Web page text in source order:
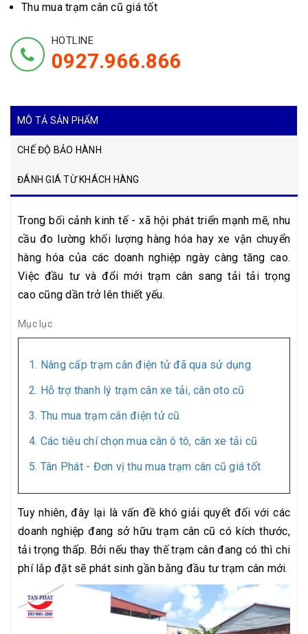
Thu mua trạm cân cũ giá tốt
HOTLINE
0927.966.866
MÔ TẢ SẢN PHẨM
CHẾ ĐỘ BẢO HÀNH
ĐÁNH GIÁ TỪ KHÁCH HÀNG
Trong bối cảnh kinh tế - xã hội phát triển mạnh mẽ, nhu
cầu đo lường khối lượng hàng hóa hay xe vận chuyển
hàng hóa của các doanh nghiệp ngày càng tăng cao.
Việc đầu tư và đổi mới trạm cân sang tải tải trọng
cao cũng dần trở lên thiết yếu.
Mục lục
1. Nâng cấp trạm cân điện tử đã qua sử dụng
2. Hỗ trợ thanh lý trạm cân xe tải, cân oto cũ
3. Thu mua trạm cân điện tử cũ
4. Các tiêu chí chọn mua cân ô tô, cân xe tải cũ
5. Tân Phát - Đơn vị thu mua trạm cân cũ giá tốt
Tuy nhiên, đây lại là vấn đề khó giải quyết đối với các
doanh nghiệp đang sở hữu trạm cân cũ có kích thước,
tải trọng thấp. Bởi nếu thay thế trạm cân đang có thì chi
phí lắp đặt sẽ phát sinh gần bằng đầu tư trạm cân mới.